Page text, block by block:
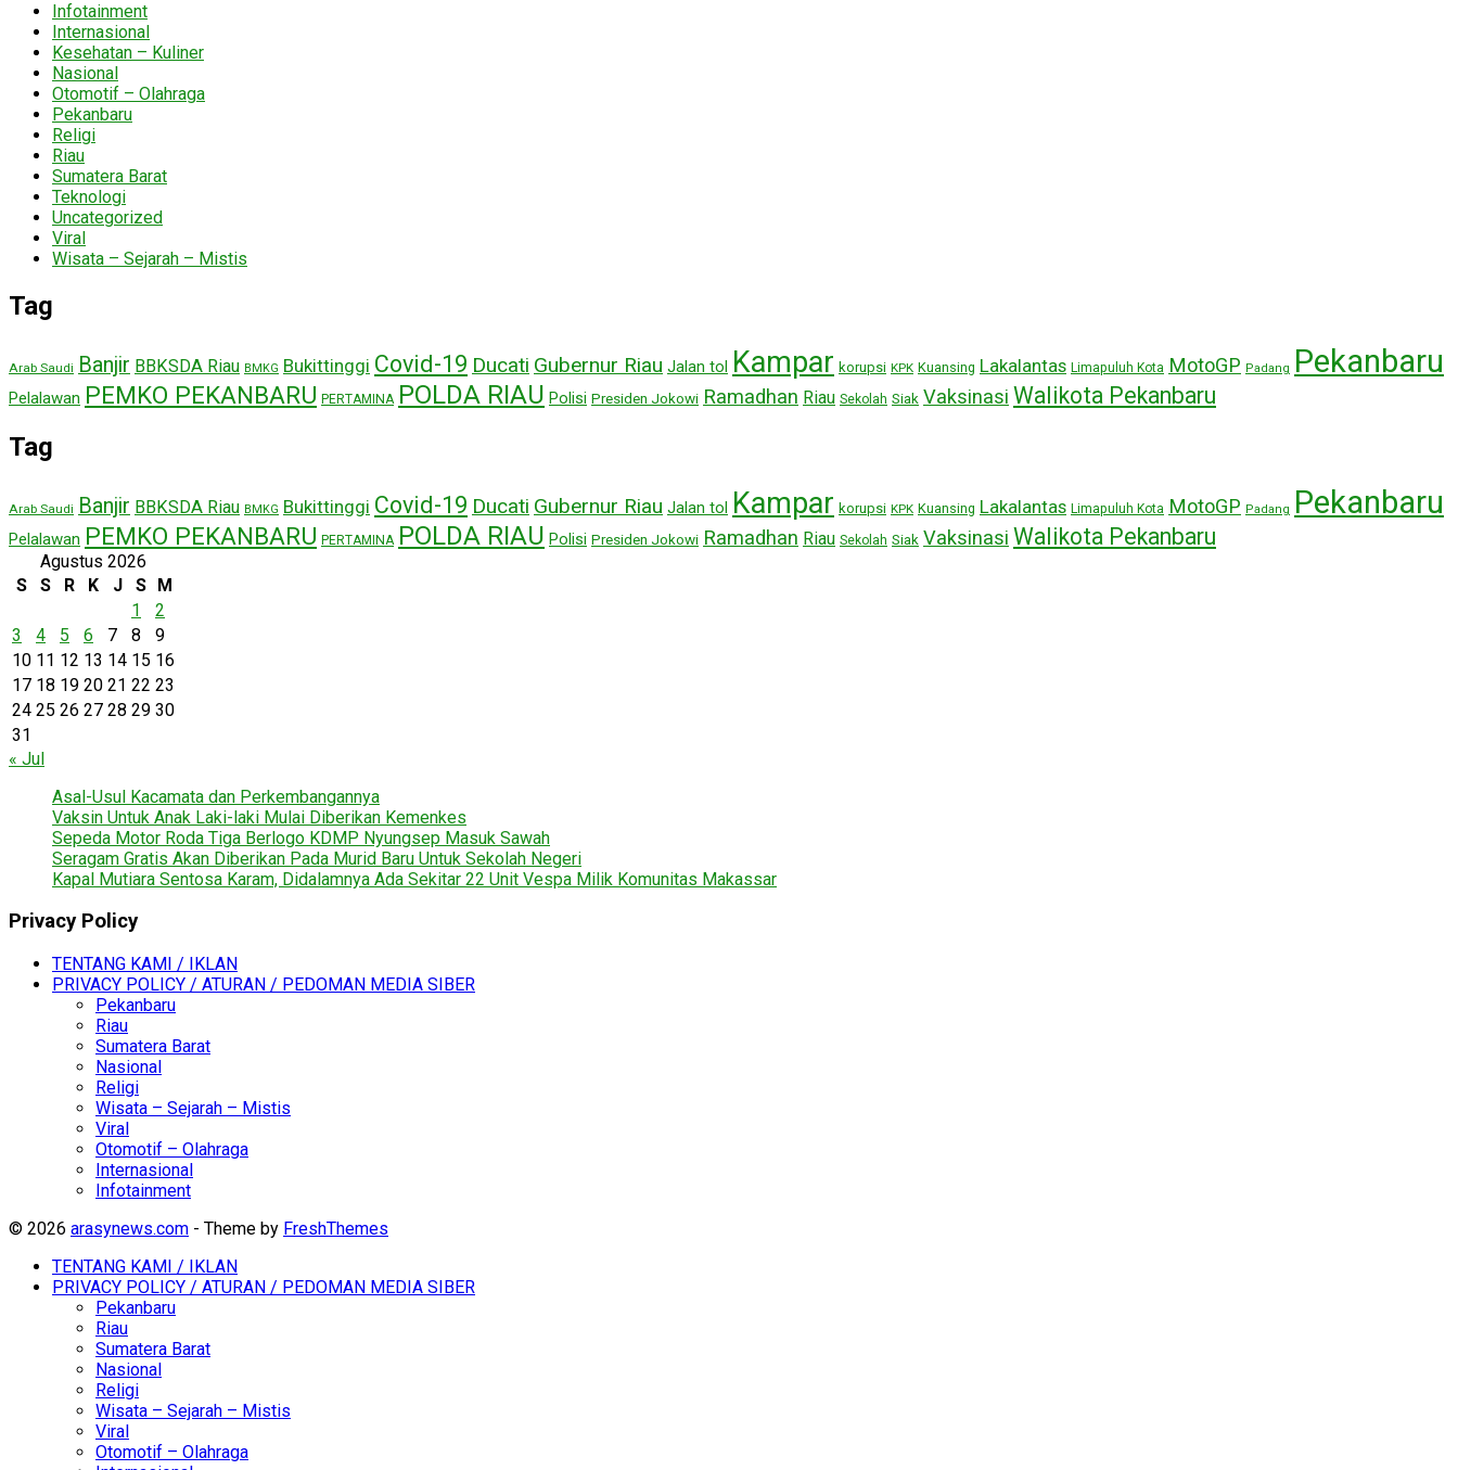
Infotainment
Internasional
Kesehatan – Kuliner
Nasional
Otomotif – Olahraga
Pekanbaru
Religi
Riau
Sumatera Barat
Teknologi
Uncategorized
Viral
Wisata – Sejarah – Mistis
Tag
Arab Saudi Banjir BBKSDA Riau BMKG Bukittinggi Covid-19 Ducati Gubernur Riau Jalan tol Kampar korupsi KPK Kuansing Lakalantas Limapuluh Kota MotoGP Padang Pekanbaru
Pelalawan PEMKO PEKANBARU PERTAMINA POLDA RIAU Polisi Presiden Jokowi Ramadhan Riau Sekolah Siak Vaksinasi Walikota Pekanbaru
Tag
Arab Saudi Banjir BBKSDA Riau BMKG Bukittinggi Covid-19 Ducati Gubernur Riau Jalan tol Kampar korupsi KPK Kuansing Lakalantas Limapuluh Kota MotoGP Padang Pekanbaru
Pelalawan PEMKO PEKANBARU PERTAMINA POLDA RIAU Polisi Presiden Jokowi Ramadhan Riau Sekolah Siak Vaksinasi Walikota Pekanbaru
Agustus 2026
S
S R K J S M
1
2
3
4 5 6 7 8
9
10 11 12 13 14 15 16
17 18 19 20 21 22 23
24 25 26 27 28 29 30
31
« Jul
Asal-Usul Kacamata dan Perkembangannya
Vaksin Untuk Anak Laki-laki Mulai Diberikan Kemenkes
Sepeda Motor Roda Tiga Berlogo KDMP Nyungsep Masuk Sawah
Seragam Gratis Akan Diberikan Pada Murid Baru Untuk Sekolah Negeri
Kapal Mutiara Sentosa Karam, Didalamnya Ada Sekitar 22 Unit Vespa Milik Komunitas Makassar
Privacy Policy
TENTANG KAMI / IKLAN
PRIVACY POLICY / ATURAN / PEDOMAN MEDIA SIBER
Pekanbaru
Riau
Sumatera Barat
Nasional
Religi
Wisata – Sejarah – Mistis
Viral
Otomotif – Olahraga
Internasional
Infotainment
© 2026 arasynews.com - Theme by FreshThemes
TENTANG KAMI / IKLAN
PRIVACY POLICY / ATURAN / PEDOMAN MEDIA SIBER
Pekanbaru
Riau
Sumatera Barat
Nasional
Religi
Wisata – Sejarah – Mistis
Viral
Otomotif – Olahraga